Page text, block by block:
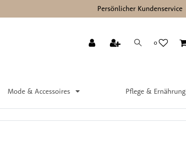
Persönlicher Kundenservice
0
Mode & Accessoires Pflege & Ernährung